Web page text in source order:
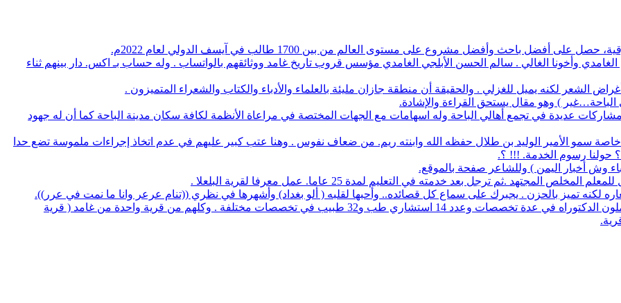
باحث وأفضل مشروع على مستوى العالم من بين 1700 طالب في آيسف الدولي لعام 2022م.
وأخونا الغالي . سالم الحسن الأبلجي الغامدي مؤسس قروب تاريخ غامد ووثائقهم بالواتساب . وله حساب بـ اكس. دار بينهم ثناء
الشعر لكنه يميل للغزلي . والحقيقة أن منطقة جازان مليئة بالعلماء والأدباء والكتاب والشعراء المتميزون .
الباحة…غير ) وهو مقال يستحق القراءة والإشادة.
مشاركات عديدة في تجمع أهالي الباحة وله اسهامات مع الجهات المختصة في مراعاة الأنظمة لكافة سكان مدينة الباحة كما أن له جهود
سمو الأمير الوليد بن طلال حفظه الله وابنته ريم. من ضعاف نفوس . وهنا عتب كبير عليهم في عدم اتخاذ إجراءات ملموسة تضع حدا
حولنا رسوم الخدمة. !!! ؟.
وش أخبار اليمن ) وللشاعر صفحة بالموقع.
.ثم ترجل بعد خدمته في التعليم لمدة 25 عاما. عمل معرفا لقرية البلعلا .
لكنه تميز بالحزن . يجبرك على سماع كل قصائده.. وأحبها لقلبه ( ألو بغداد) وأشهرها في نظري ((تنام عرعر وانا ما نمت في عرر)).
83 حاملي مؤهلات عليا منهم 5 بروفسيور منهم 3 أطباء و32 يحملون الدكتوراه في عدة تخصصات وعدد 14 استشاري طب و32 طبيب في تخصصات مختلفة . وكلهم من قرية واحدة من غامد ( قرية